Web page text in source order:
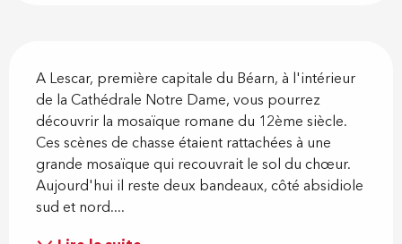
A Lescar, première capitale du Béarn, à l'intérieur
de la Cathédrale Notre Dame, vous pourrez
découvrir la mosaïque romane du 12ème siècle.
Ces scènes de chasse étaient rattachées à une
grande mosaïque qui recouvrait le sol du chœur.
Aujourd'hui il reste deux bandeaux, côté absidiole
sud et nord....